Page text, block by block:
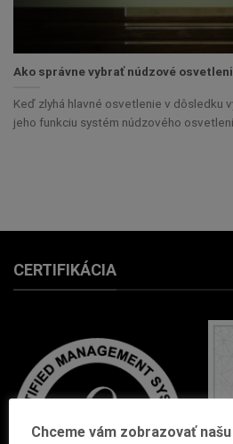
Ako správne vybrať núdzové
Keď zlyhá hlavné osvetlenie v dôsledku
jeho funkciu systém núdzového
CERTIFIKÁCIA
Chceme vám zobrazovať